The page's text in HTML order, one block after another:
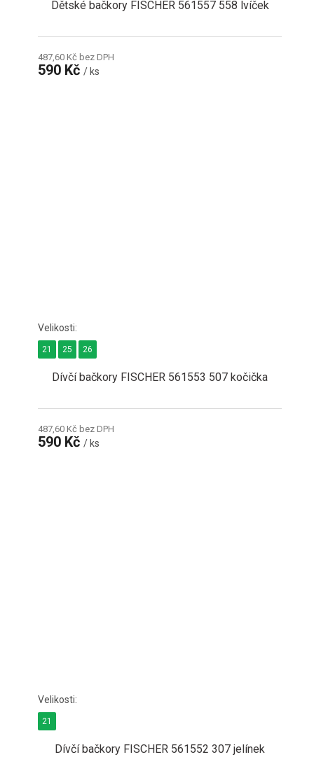
Dětské bačkory FISCHER 561557 558 lvíček
487,60 Kč bez DPH
590 Kč/ ks
Dívčí bačkory FISCHER 561553 507 kočička
487,60 Kč bez DPH
590 Kč/ ks
21 25 26
Dívčí bačkory FISCHER 561552 307 jelínek
21